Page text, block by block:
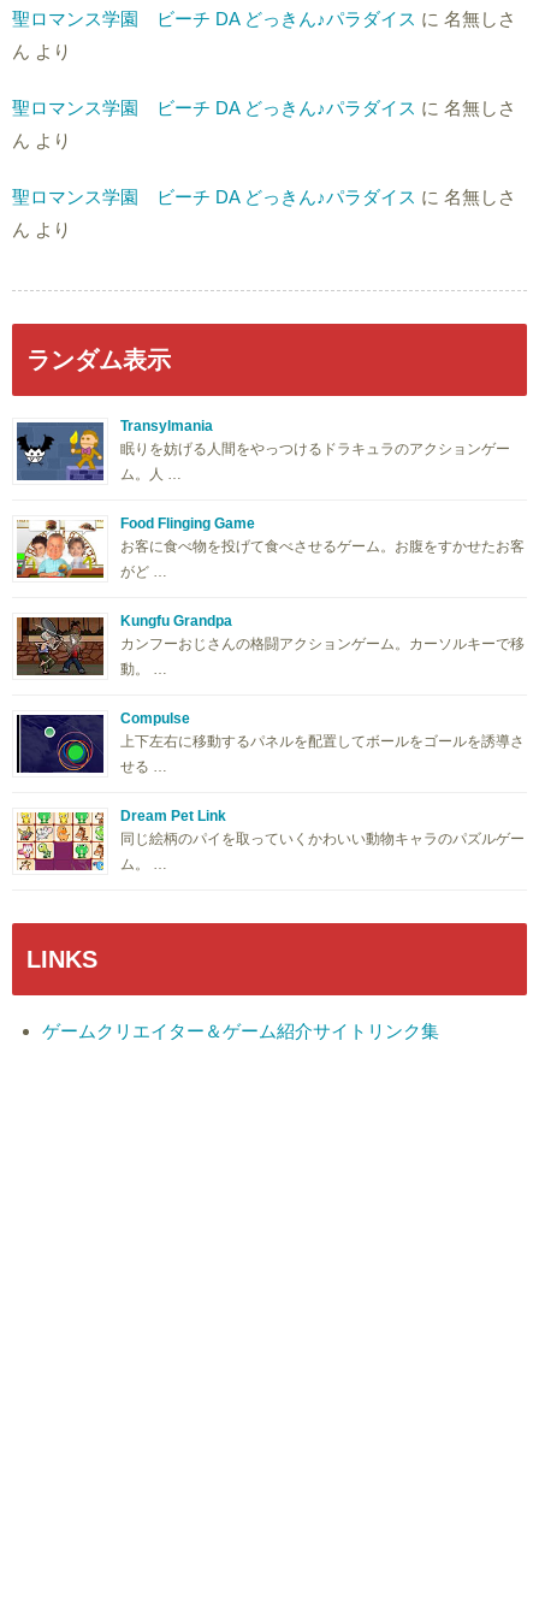
聖ロマンス学園 ビーチ DA どっきん♪パラダイス に 名無しさ
ん より
聖ロマンス学園 ビーチ DA どっきん♪パラダイス に 名無しさ
ん より
聖ロマンス学園 ビーチ DA どっきん♪パラダイス に 名無しさ
ん より
ランダム表示
Transylmania
眠りを妨げる人間をやっつけるドラキュラのアクションゲー
ム。人 …
Food Flinging Game
お客に食べ物を投げて食べさせるゲーム。お腹をすかせたお客
がど …
Kungfu Grandpa
カンフーおじさんの格闘アクションゲーム。カーソルキーで移
動。 …
Compulse
上下左右に移動するパネルを配置してボールをゴールを誘導さ
せる …
Dream Pet Link
同じ絵柄のパイを取っていくかわいい動物キャラのパズルゲー
ム。 …
LINKS
ゲームクリエイター＆ゲーム紹介サイトリンク集